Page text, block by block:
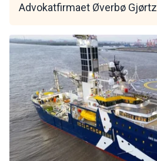
Advokatfirmaet Øverbø Gjørtz